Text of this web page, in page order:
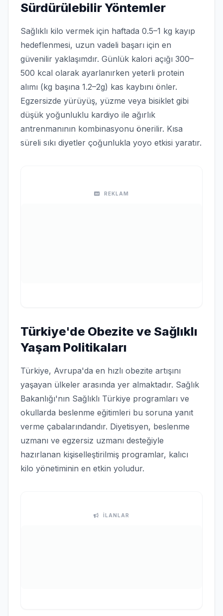
Sürdürülebilir Yöntemler
Sağlıklı kilo vermek için haftada 0.5–1 kg kayıp
hedeflenmesi, uzun vadeli başarı için en
güvenilir yaklaşımdır. Günlük kalori açığı 300–
500 kcal olarak ayarlanırken yeterli protein
alımı (kg başına 1.2–2g) kas kaybını önler.
Egzersizde yürüyüş, yüzme veya bisiklet gibi
düşük yoğunluklu kardiyo ile ağırlık
antrenmanının kombinasyonu önerilir. Kısa
süreli sıkı diyetler çoğunlukla yoyo etkisi yaratır.
REKLAM
Türkiye'de Obezite ve Sağlıklı
Yaşam Politikaları
Türkiye, Avrupa'da en hızlı obezite artışını
yaşayan ülkeler arasında yer almaktadır. Sağlık
Bakanlığı'nın Sağlıklı Türkiye programları ve
okullarda beslenme eğitimleri bu soruna yanıt
verme çabalarındandır. Diyetisyen, beslenme
uzmanı ve egzersiz uzmanı desteğiyle
hazırlanan kişiselleştirilmiş programlar, kalıcı
kilo yönetiminin en etkin yoludur.
İLANLAR